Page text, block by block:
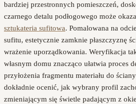
bardziej przestronnych pomieszczeń,
czarnego detalu podłogowego może
sztukateria sufitowa. Pomalowana na
sufitu, estetycznie zamknie płaszczyznę
wrażenie uporządkowania. Weryfikacja
własnym domu znacząco ułatwia proces
przyłożenia fragmentu materiału do
dokładnie ocenić, jak wybrany profil
zmieniającym się świetle padającym z